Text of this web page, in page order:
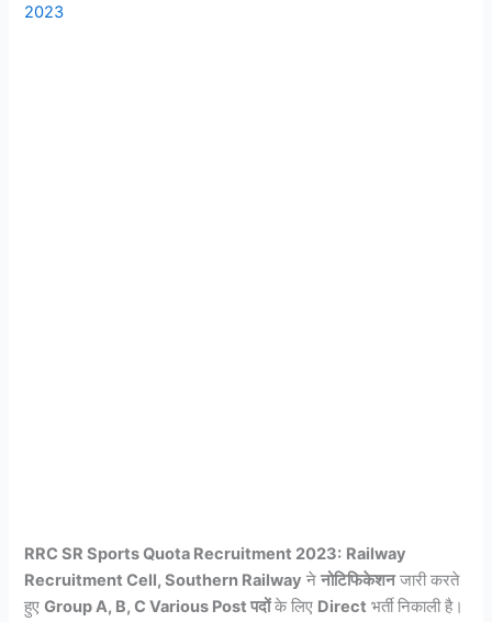
2023
RRC SR Sports Quota Recruitment 2023: Railway
Recruitment Cell, Southern Railway नेनोटिफिकेशनजारी करते
हुएGroup A, B, C Various Post पदोंके लिए Direct भर्ती निकाली है।